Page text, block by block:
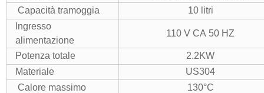
Capacità tramoggia
10 litri
Ingresso
alimentazione
110 V CA 50 HZ
Potenza totale
2.2KW
Materiale
US304
Calore massimo
130°C